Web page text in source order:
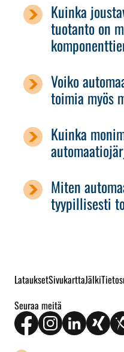
Kuinka
tuotanto on
Voiko
toimia myös
Kuinka
Miten
tyypillisesti
LatauksetSivukarttaJälki
Seuraa meitä